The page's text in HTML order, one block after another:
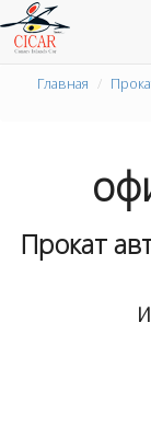
Главная
Прокат